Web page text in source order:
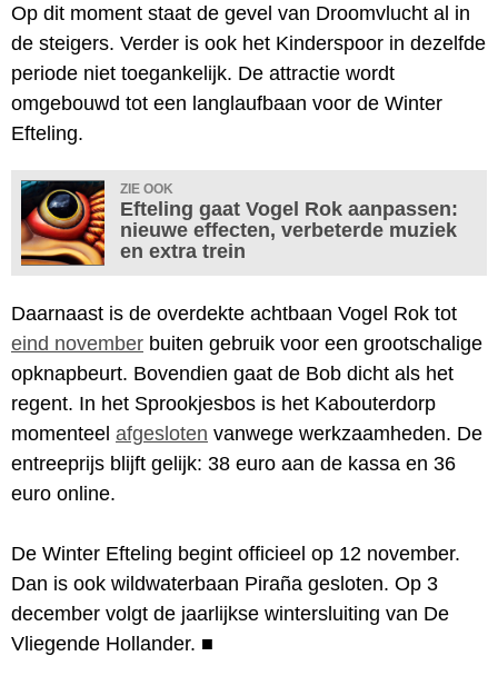
Op dit moment staat de gevel van Droomvlucht al in
de steigers. Verder is ook het Kinderspoor in dezelfde
periode niet toegankelijk. De attractie wordt
omgebouwd tot een langlaufbaan voor de Winter
Efteling.
ZIE OOK
Efteling gaat Vogel Rok aanpassen:
nieuwe effecten, verbeterde muziek
en extra trein
Daarnaast is de overdekte achtbaan Vogel Rok tot
eind november buiten gebruik voor een grootschalige
opknapbeurt. Bovendien gaat de Bob dicht als het
regent. In het Sprookjesbos is het Kabouterdorp
momenteel afgesloten vanwege werkzaamheden. De
entreeprijs blijft gelijk: 38 euro aan de kassa en 36
euro online.
De Winter Efteling begint officieel op 12 november.
Dan is ook wildwaterbaan Piraña gesloten. Op 3
december volgt de jaarlijkse wintersluiting van De
Vliegende Hollander. ■